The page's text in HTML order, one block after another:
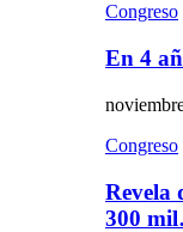
Congreso
En 4
Congreso
Revela
300